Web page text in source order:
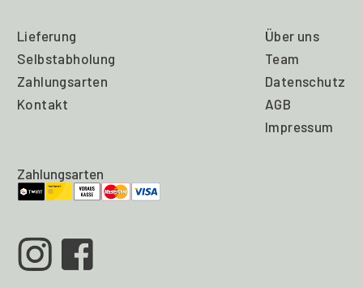
Lieferung
Selbstabholung
Zahlungsarten
Kontakt
Über uns
Team
Datenschutz
AGB
Impressum
Zahlungsarten